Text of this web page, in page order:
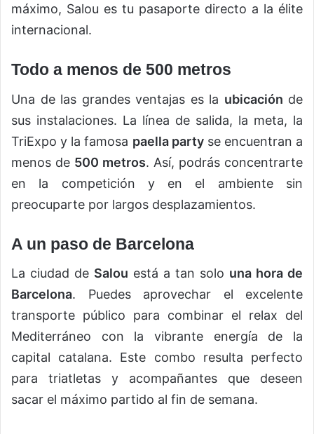
máximo, Salou es tu pasaporte directo a la élite
internacional.
Todo a menos de 500 metros
Una de las grandes ventajas es la ubicación de
sus instalaciones. La línea de salida, la meta, la
TriExpo y la famosa paella partyse encuentran a
menos de 500 metros. Así, podrás concentrarte
en la competición y en el ambiente sin
preocuparte por largos desplazamientos.
A un paso de Barcelona
La ciudad de Salou está a tan solo una hora de
Barcelona. Puedes aprovechar el excelente
transporte público para combinar el relax del
Mediterráneo con la vibrante energía de la
capital catalana. Este combo resulta perfecto
para triatletas y acompañantes que deseen
sacar el máximo partido al fin de semana.